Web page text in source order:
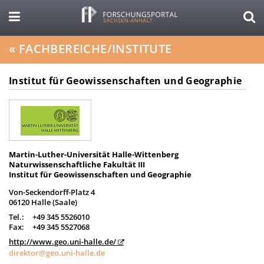
« FACHBEREICHE/INSTITUTE
Institut für Geowissenschaften und Geographie
Martin-Luther-Universität Halle-Wittenberg
Naturwissenschaftliche Fakultät III
Institut für Geowissenschaften und Geographie
Von-Seckendorff-Platz 4
06120 Halle (Saale)
Tel.:
+49 345 5526010
Fax:
+49 345 5527068
http://www.geo.uni-halle.de/
direktor@geo.uni-halle.de